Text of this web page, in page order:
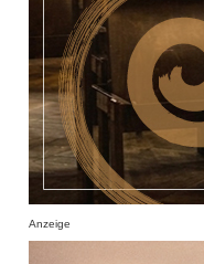
Anzeige